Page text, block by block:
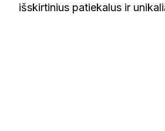
išskirtinius patiekalus ir